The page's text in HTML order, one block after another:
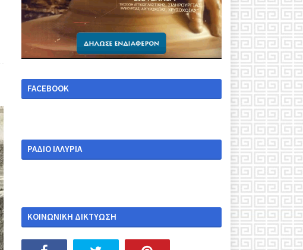
FACEBOOK
ΡΑΔΙΟ ΙΛΛΥΡΙΑ
ΚΟΙΝΩΝΙΚΗ ΔΙΚΤΥΩΣΗ